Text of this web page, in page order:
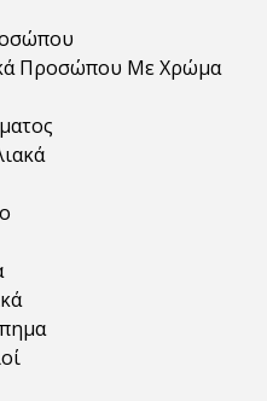
Προσώπου Με Χρώμα